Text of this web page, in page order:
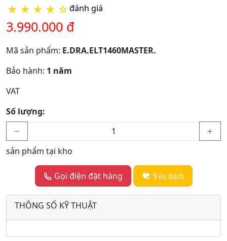
★ ★ ★ ★ ☆đánh giá
3.990.000 đ
Mã sản phẩm: E.DRA.ELT1460MASTER.
Bảo hành: 1 năm
VAT
Số lượng:
sản phẩm tại kho
Gọi điện đặt hàng Yêu thích
THÔNG SỐ KỸ THUẬT